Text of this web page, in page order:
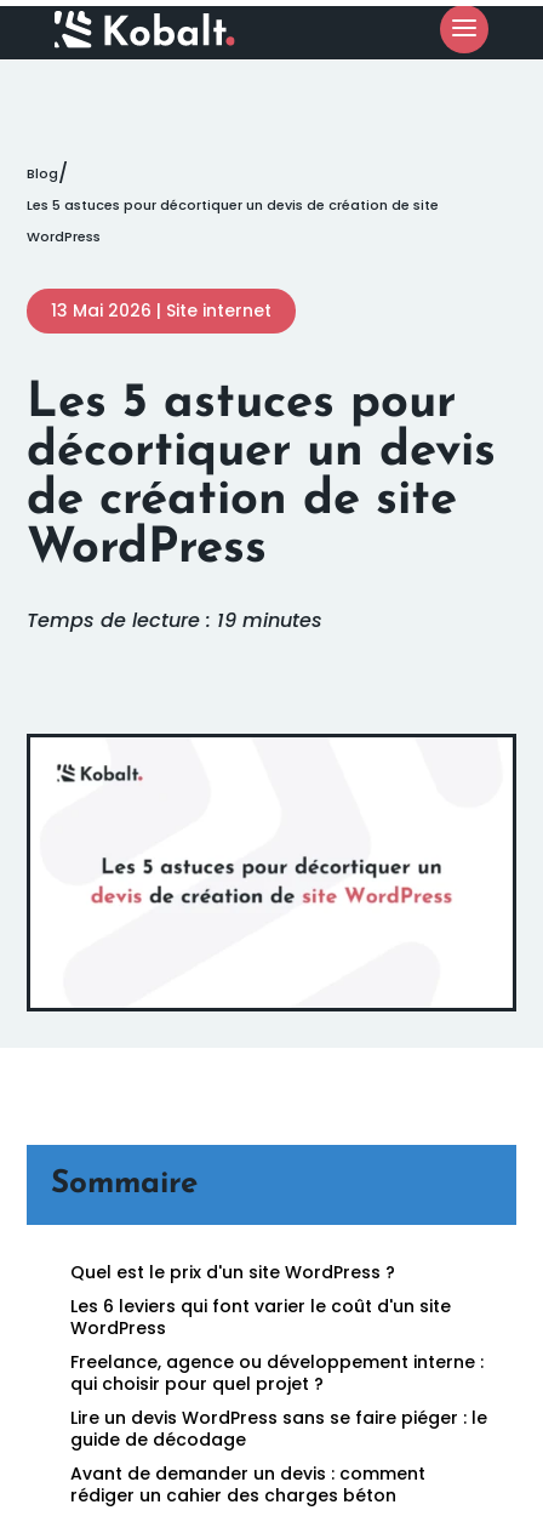
Blog/
Les 5 astuces pour décortiquer un devis de création de site
WordPress
13 Mai 2026 | Site internet
Les 5 astuces pour
décortiquer un devis
de création de site
WordPress
Temps de lecture : 19 minutes
Sommaire
Quel est le prix d'un site WordPress ?
Les 6 leviers qui font varier le coût d'un site
WordPress
Freelance, agence ou développement interne :
qui choisir pour quel projet ?
Lire un devis WordPress sans se faire piéger : le
guide de décodage
Avant de demander un devis : comment
rédiger un cahier des charges béton